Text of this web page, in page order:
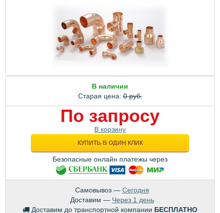
В наличии
Старая цена:0 руб.
По запросу
В корзину
КУПИТЬ В ОДИН КЛИК
Безопасные онлайн платежы через
Самовывоз — Сегодня
Доставим — Через 1 день
Доставим до транспортной компании БЕСПЛАТНО